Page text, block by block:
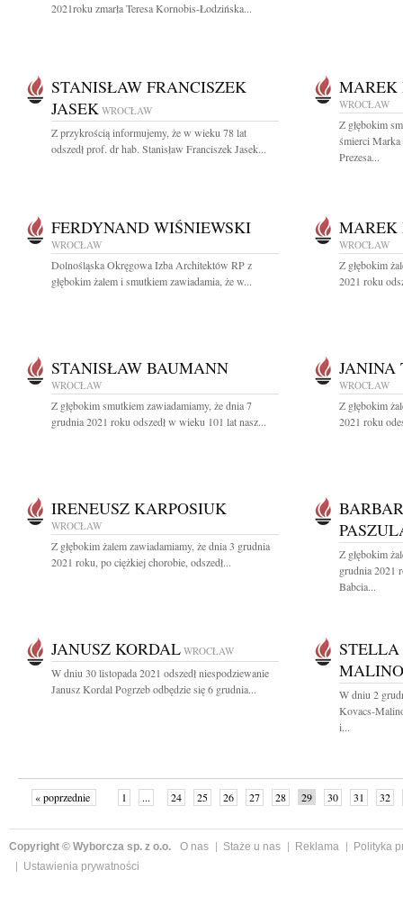
2021roku zmarła Teresa Kornobis-Łodzińska...
STANISŁAW FRANCISZEK
JASEK WROCŁAW
Z przykrością informujemy, że w wieku 78 lat
odszedł prof. dr hab. Stanisław Franciszek Jasek...
MAREK
WROCŁAW
Z głębokim
śmierci
Prezesa...
FERDYNAND WIŚNIEWSKI
WROCŁAW
Dolnośląska Okręgowa Izba Architektów RP z
głębokim żalem i smutkiem zawiadamia, że w...
MAREK
WROCŁAW
Z głębokim
2021 roku
STANISŁAW BAUMANN
WROCŁAW
Z głębokim smutkiem zawiadamiamy, że dnia 7
grudnia 2021 roku odszedł w wieku 101 lat nasz...
JANINA
WROCŁAW
Z głębokim
2021 roku
IRENEUSZ KARPOSIUK
WROCŁAW
Z głębokim żalem zawiadamiamy, że dnia 3 grudnia
2021 roku, po ciężkiej chorobie, odszedł...
Z głębokim
grudnia 2021
Babcia...
JANUSZ KORDAL WROCŁAW
W dniu 30 listopada 2021 odszedł niespodziewanie
Janusz Kordal Pogrzeb odbędzie się 6 grudnia...
STELLA
W dniu 2
Kovacs-
i...
« poprzednie 1 ... 24 25 26 27 28 29 30 31
32
Copyright © Wyborcza sp. z o.o. O nas Staże u nas Reklama
Polityka
Ustawienia prywatności